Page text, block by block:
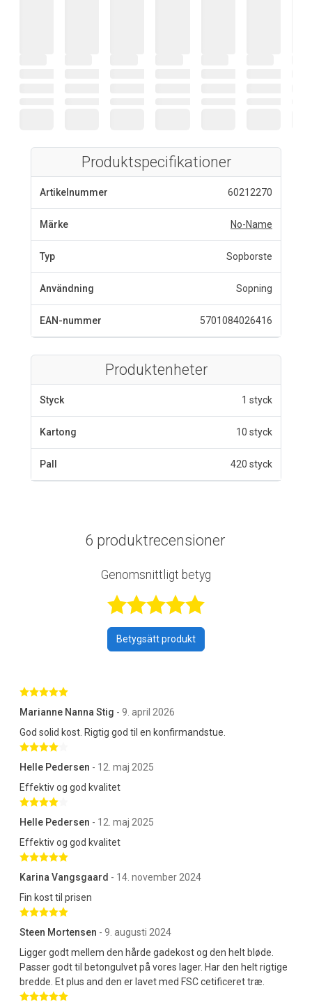
Produktspecifikationer
Artikelnummer 60212270
Märke No-Name
Typ Sopborste
Användning Sopning
EAN-nummer 5701084026416
Produktenheter
Styck 1 styck
Kartong 10 styck
Pall 420 styck
6 produktrecensioner
Genomsnittligt betyg
Betygsatt 4,7
Betygsätt produkt
Betygsatt 5 av 5 stjärnor
Marianne Nanna Stig - 9. april 2026
God solid kost. Rigtig god til en konfirmandstue.
Helle Pedersen - 12. maj 2025
Effektiv og god kvalitet
Helle Pedersen - 12. maj 2025
Effektiv og god kvalitet
Betygsatt 5 av 5 stjärnor
Karina Vangsgaard - 14. november 2024
Fin kost til prisen
Betygsatt 5 av 5 stjärnor
Steen Mortensen - 9. augusti 2024
Ligger godt mellem den hårde gadekost og den helt bløde.
Passer godt til betongulvet på vores lager. Har den helt rigtige
bredde. Et plus and den er lavet med FSC cetificeret træ.
Betygsatt 5 av 5 stjärnor